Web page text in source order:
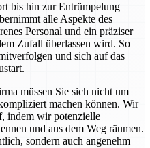
bis hin zur Entrümpelung –
alle Aspekte des
Personal und ein präziser
Zufall überlassen wird. So
und sich auf das
müssen Sie sich nicht um
machen können. Wir
indem wir potenzielle
und aus dem Weg räumen.
sondern auch angenehm